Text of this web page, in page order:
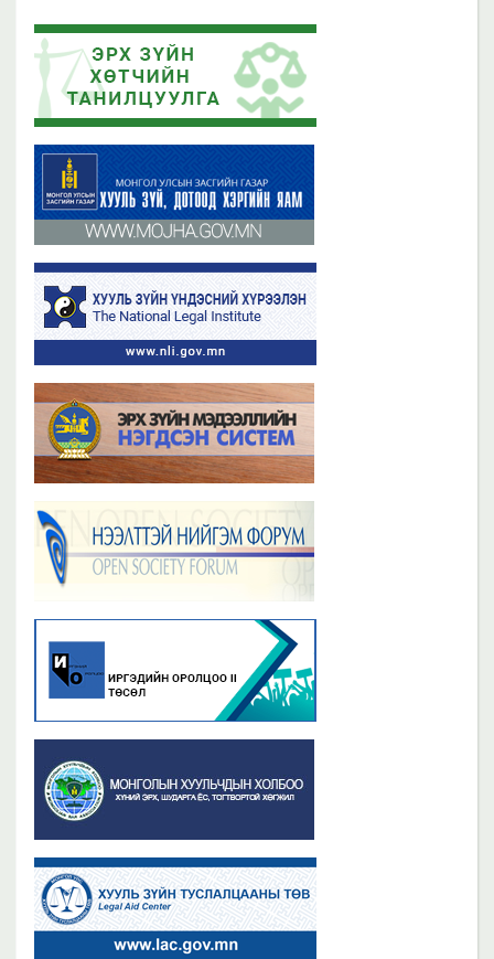
Эрх зүйн хөтчийн цахим сургалтын платформ /elearn.nli.gov.mn/ -д
байршсан сургалтын жагсаалттай танилцана уу
2023 оны 11 сарын 02
Бүх мэдээ
Эрх зүйн хөтөч бэлтгэх сургалтын хөтөлбөр
2019 оны 06 сарын 21